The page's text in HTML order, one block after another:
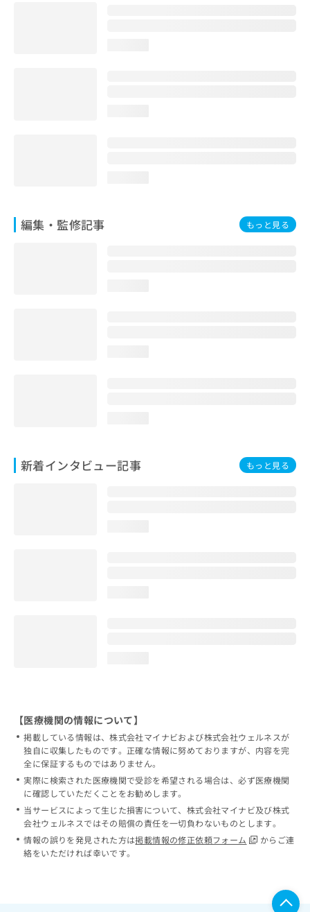
編集・監修記事 もっと見る
新着インタビュー記事 もっと見る
【医療機関の情報について】
掲載している情報は、株式会社マイナビおよび株式会社ウェルネスが
独自に収集したものです。正確な情報に努めておりますが、内容を完
全に保証するものではありません。
実際に検索された医療機関で受診を希望される場合は、必ず医療機関
に確認していただくことをお勧めします。
当サービスによって生じた損害について、株式会社マイナビ及び株式
会社ウェルネスではその賠償の責任を一切負わないものとします。
情報の誤りを発見された方は掲載情報の修正依頼フォーム
からご連
絡をいただければ幸いです。